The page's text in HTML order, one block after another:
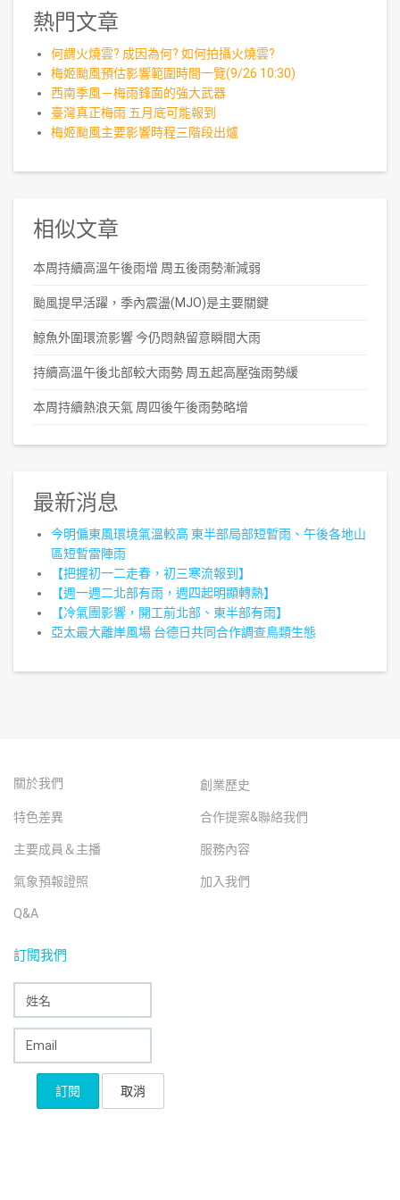
熱門文章
何謂火燒雲? 成因為何? 如何拍攝火燒雲?
梅姬颱風預估影響範圍時間一覽(9/26 10:30)
西南季風－梅雨鋒面的強大武器
臺灣真正梅雨 五月底可能報到
梅姬颱風主要影響時程三階段出爐
相似文章
本周持續高溫午後雨增 周五後雨勢漸減弱
颱風提早活躍，季內震盪(MJO)是主要關鍵
鯨魚外圍環流影響 今仍悶熱留意瞬間大雨
持續高溫午後北部較大雨勢 周五起高壓強雨勢緩
本周持續熱浪天氣 周四後午後雨勢略增
最新消息
今明偏東風環境氣溫較高 東半部局部短暫雨、午後各地山
區短暫雷陣雨
【把握初一二走春，初三寒流報到】
【週一週二北部有雨，週四起明顯轉熱】
【冷氣團影響，開工前北部、東半部有雨】
亞太最大離岸風場 台德日共同合作調查鳥類生態
關於我們 創業歷史
特色差異 合作提案&聯絡我們
主要成員＆主播 服務內容
氣象預報證照 加入我們
Q&A
訂閱我們